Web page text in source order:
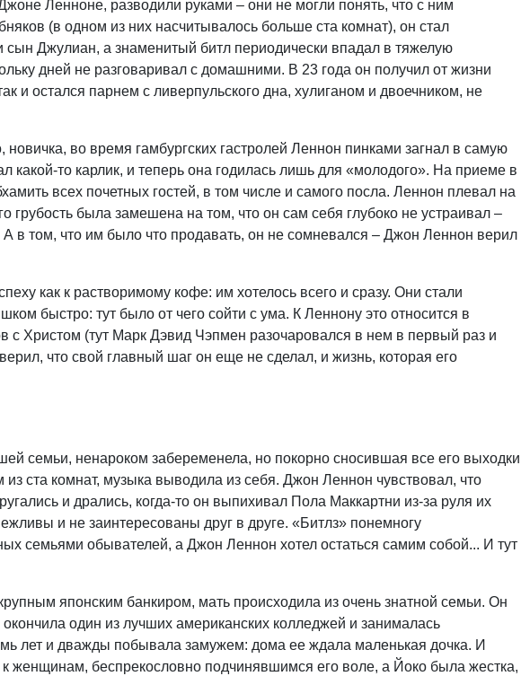
Ленноне, разводили руками – они не могли понять, что с ним
(в одном из них насчитывалось больше ста комнат), он стал
Джулиан, а знаменитый битл периодически впадал в тяжелую
дней не разговаривал с домашними. В 23 года он получил от жизни
и остался парнем с ливерпульского дна, хулиганом и двоечником, не
во время гамбургских гастролей Леннон пинками загнал в самую
какой-то карлик, и теперь она годилась лишь для «молодого». На приеме в
всех почетных гостей, в том числе и самого посла. Леннон плевал на
грубость была замешена на том, что он сам себя глубоко не устраивал –
А в том, что им было что продавать, он не сомневался – Джон Леннон верил
как к растворимому кофе: им хотелось всего и сразу. Они стали
быстро: тут было от чего сойти с ума. К Леннону это относится в
с Христом (тут Марк Дэвид Чэпмен разочаровался в нем в первый раз и
что свой главный шаг он еще не сделал, и жизнь, которая его
семьи, ненароком забеременела, но покорно сносившая все его выходки
ста комнат, музыка выводила из себя. Джон Леннон чувствовал, что
и дрались, когда-то он выпихивал Пола Маккартни из-за руля их
и не заинтересованы друг в друге. «Битлз» понемногу
семьями обывателей, а Джон Леннон хотел остаться самим собой... И тут
японским банкиром, мать происходила из очень знатной семьи. Он
один из лучших американских колледжей и занималась
лет и дважды побывала замужем: дома ее ждала маленькая дочка. И
женщинам, беспрекословно подчинявшимся его воле, а Йоко была жестка,